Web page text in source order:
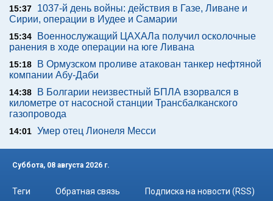
15:37
1037-й день войны: действия в Газе, Ливане и
Сирии, операции в Иудее и Самарии
15:34
Военнослужащий ЦАХАЛа получил осколочные
ранения в ходе операции на юге Ливана
15:18
В Ормузском проливе атакован танкер нефтяной
компании Абу-Даби
14:38
В Болгарии неизвестный БПЛА взорвался в
километре от насосной станции Трансбалканского
газопровода
14:01 Умер отец Лионеля Месси
Суббота, 08 августа 2026 г.
Теги Обратная связь Подписка на новости (RSS)